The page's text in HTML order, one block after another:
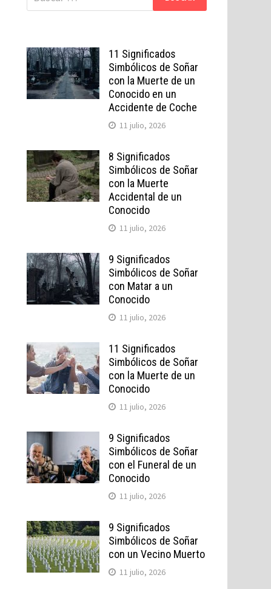
11 Significados
Simbólicos de Soñar
con la Muerte de un
Conocido en un
Accidente de Coche
11 julio, 2026
8 Significados
Simbólicos de Soñar
con la Muerte
Accidental de un
Conocido
11 julio, 2026
9 Significados
Simbólicos de Soñar
con Matar a un
Conocido
11 julio, 2026
11 Significados
Simbólicos de Soñar
con la Muerte de un
Conocido
11 julio, 2026
9 Significados
Simbólicos de Soñar
con el Funeral de un
Conocido
11 julio, 2026
9 Significados
Simbólicos de Soñar
con un Vecino Muerto
11 julio, 2026